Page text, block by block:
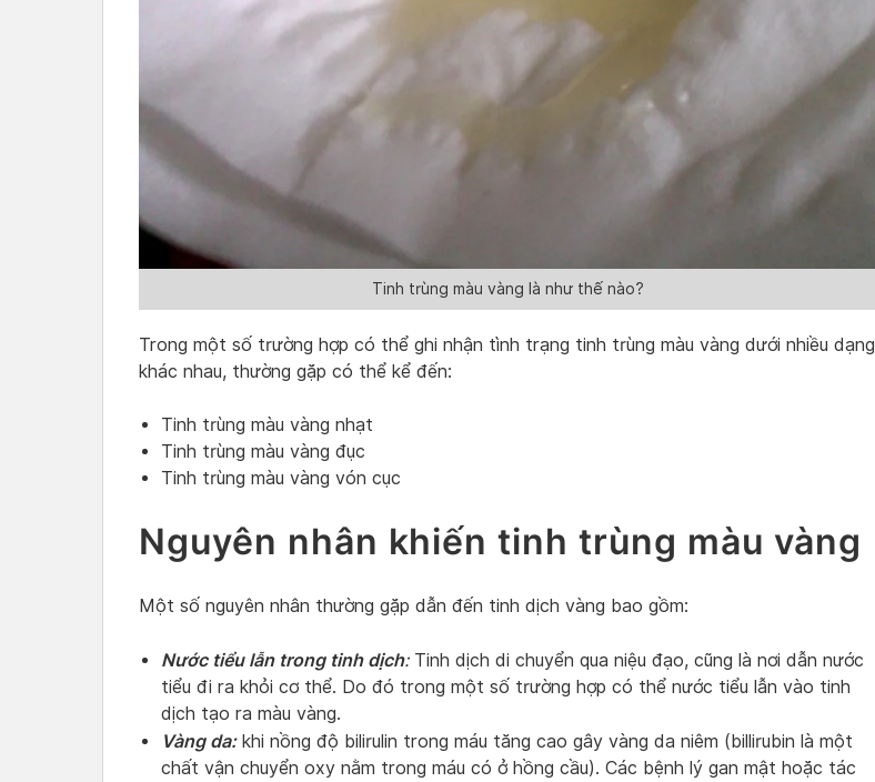
Tinh trùng màu vàng là như thế nào?
Trong một số trường hợp có thể ghi nhận tình trạng tinh trùng màu vàng dưới nhiều dạng
khác nhau, thường gặp có thể kể đến:
Tinh trùng màu vàng nhạt
Tinh trùng màu vàng đục
Tinh trùng màu vàng vón cục
Nguyên nhân khiến tinh trùng màu vàng
Một số nguyên nhân thường gặp dẫn đến tinh dịch vàng bao gồm:
Nước tiểu lẫn trong tinh dịch:Tinh dịch di chuyển qua niệu đạo, cũng là nơi dẫn nước
tiểu đi ra khỏi cơ thể. Do đó trong một số trường hợp có thể nước tiểu lẫn vào tinh
dịch tạo ra màu vàng.
Vàng da:khi nồng độ bilirulin trong máu tăng cao gây vàng da niêm (billirubin là một
chất vận chuyển oxy nằm trong máu có ở hồng cầu). Các bệnh lý gan mật hoặc tác